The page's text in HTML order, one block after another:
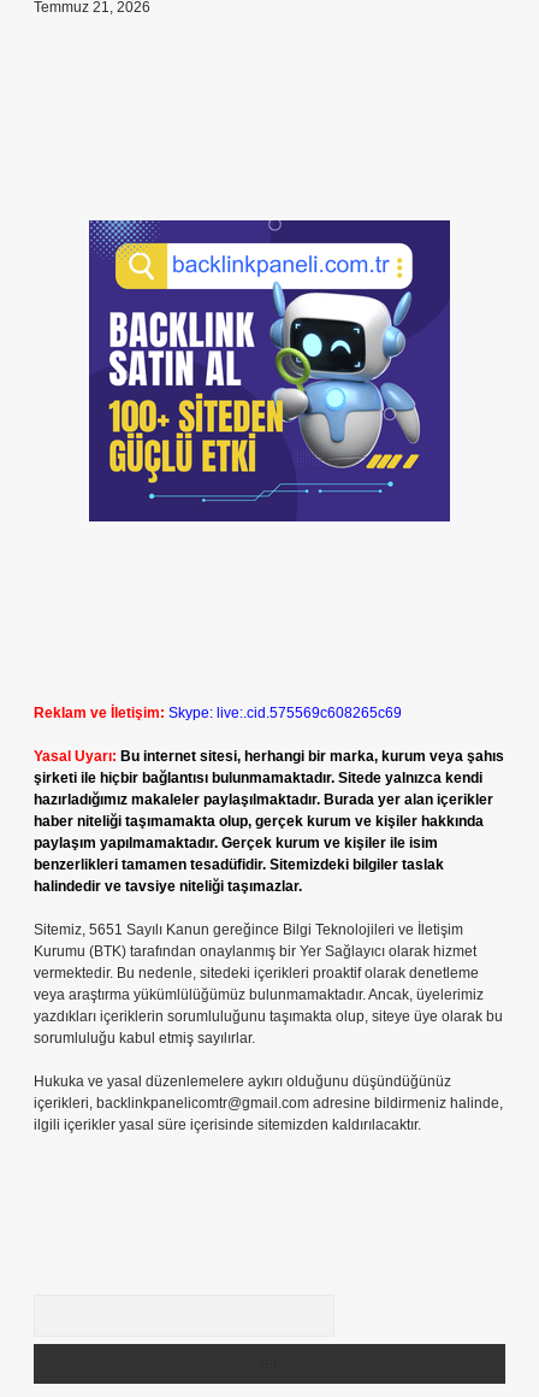
Temmuz 21, 2026
Reklam ve İletişim: Skype: live:.cid.575569c608265c69
Yasal Uyarı: Bu internet sitesi, herhangi bir marka, kurum veya şahıs
şirketi ile hiçbir bağlantısı bulunmamaktadır. Sitede yalnızca kendi
hazırladığımız makaleler paylaşılmaktadır. Burada yer alan içerikler
haber niteliği taşımamakta olup, gerçek kurum ve kişiler hakkında
paylaşım yapılmamaktadır. Gerçek kurum ve kişiler ile isim
benzerlikleri tamamen tesadüfidir. Sitemizdeki bilgiler taslak
halindedir ve tavsiye niteliği taşımazlar.
Sitemiz, 5651 Sayılı Kanun gereğince Bilgi Teknolojileri ve İletişim
Kurumu (BTK) tarafından onaylanmış bir Yer Sağlayıcı olarak hizmet
vermektedir. Bu nedenle, sitedeki içerikleri proaktif olarak denetleme
veya araştırma yükümlülüğümüz bulunmamaktadır. Ancak, üyelerimiz
yazdıkları içeriklerin sorumluluğunu taşımakta olup, siteye üye olarak bu
sorumluluğu kabul etmiş sayılırlar.
Hukuka ve yasal düzenlemelere aykırı olduğunu düşündüğünüz
içerikleri, backlinkpanelicomtr@gmail.com adresine bildirmeniz halinde,
ilgili içerikler yasal süre içerisinde sitemizden kaldırılacaktır.